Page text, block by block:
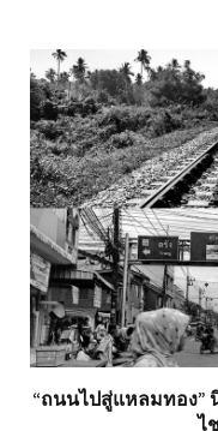
“ถนนไปสู่แหลมทอง”
ไ